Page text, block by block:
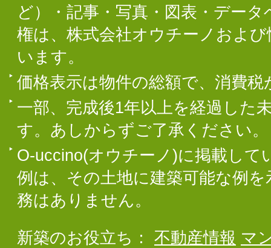
ど）・記事・写真・図表・デー
権は、株式会社オウチーノおよ
います。
価格表示は物件の総額で、消費
一部、完成後1年以上を経過した
す。あしからずご了承ください。
O-uccino(オウチーノ)に掲載して
例は、その土地に建築可能な例
務はありません。
新築のお役立ち： 不動産情報 マ